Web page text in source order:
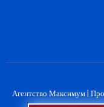
Агентство Максимум |